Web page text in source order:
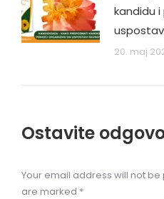
kandidu
20. maj
Ostavite
Your email address will not
are marked *